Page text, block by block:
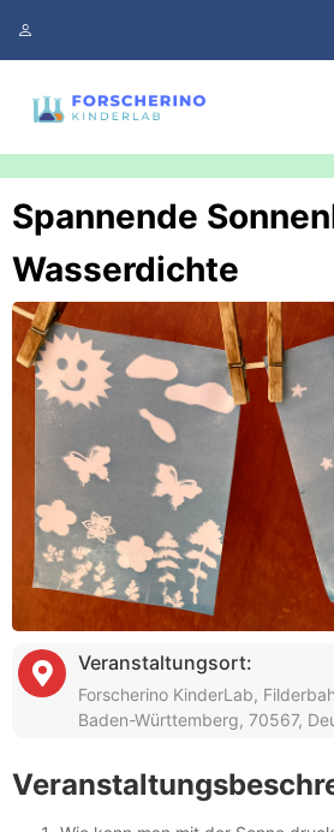
Spannende
Wasserdichte
Veranstaltungsort:
Forscherino KinderLab,
Baden-Württemberg, 70567,